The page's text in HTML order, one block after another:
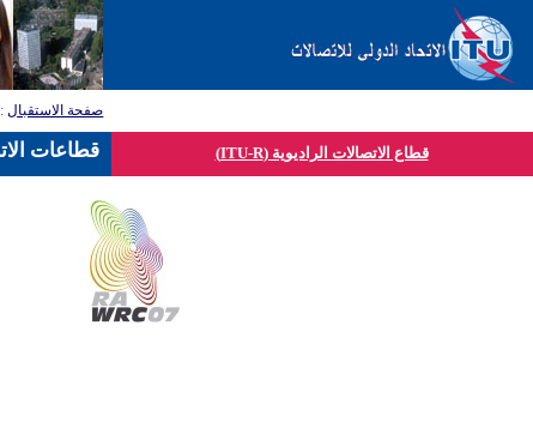
صفحة الاستقبال:
قطاع الاتصالات الراديوية (ITU-R) قطاعات